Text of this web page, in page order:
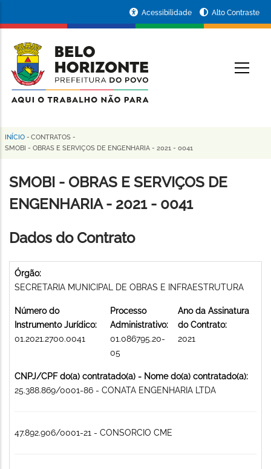
conteúdo
principal
da
Prefeitura
de
Horizonte
Acessibilidade Alto Contraste
Trilha
navegação
INÍCIO - CONTRATOS -
SMOBI - OBRAS E SERVIÇOS DE ENGENHARIA - 2021 - 0041
SMOBI - OBRAS E SERVIÇOS DE
ENGENHARIA - 2021 - 0041
Dados do Contrato
Órgão:
SECRETARIA MUNICIPAL DE OBRAS E INFRAESTRUTURA
Número do
Instrumento Jurídico:
01.2021.2700.0041
Processo
Administrativo:
01.086795.20-
05
Ano da Assinatura
do Contrato:
2021
CNPJ/CPF do(a) contratado(a) - Nome do(a) contratado(a):
25.388.869/0001-86 - CONATA ENGENHARIA LTDA
47.892.906/0001-21 - CONSORCIO CME